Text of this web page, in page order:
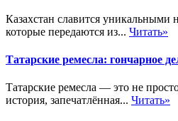
Казахстан славится
которые передаются из... Читать»
Татарские ремесла: гончарное
Татарские ремесла — это не
история, запечатлённая... Читать»